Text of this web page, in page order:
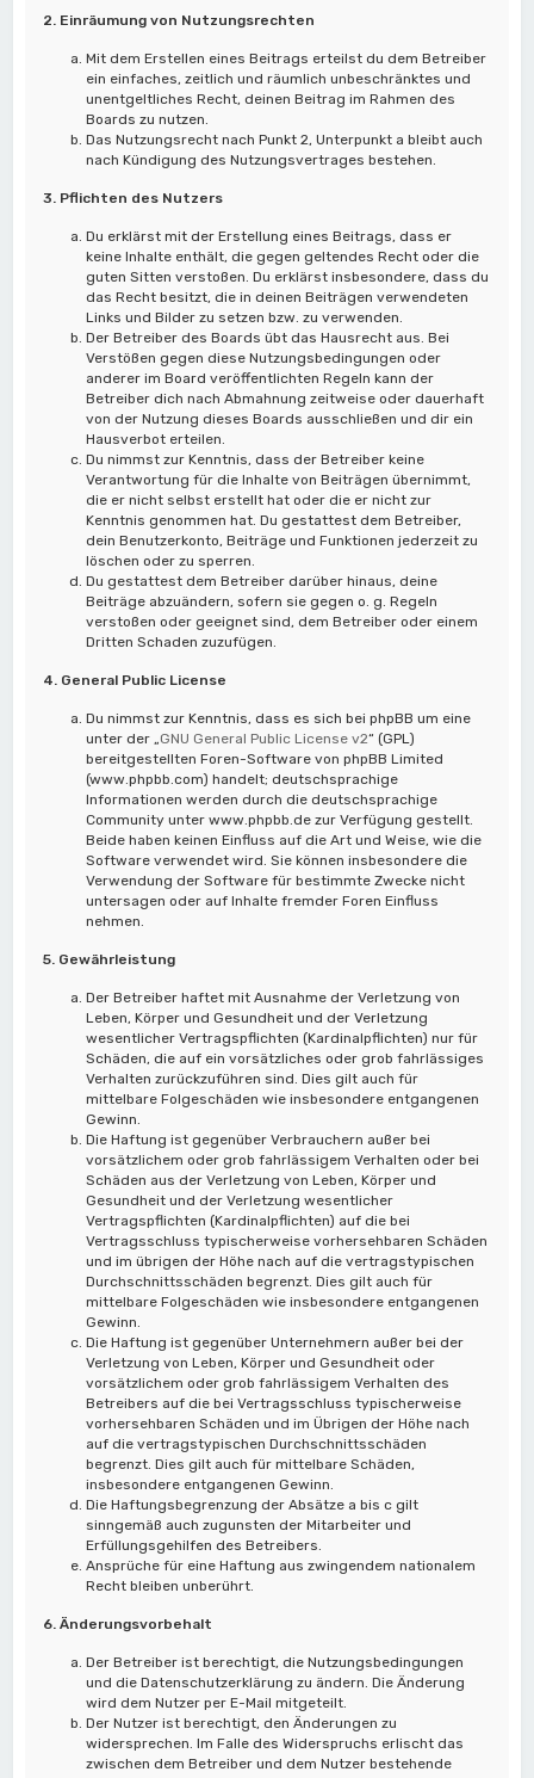
2. Einräumung von Nutzungsrechten
Mit dem Erstellen eines Beitrags erteilst du dem Betreiber
ein einfaches, zeitlich und räumlich unbeschränktes und
unentgeltliches Recht, deinen Beitrag im Rahmen des
Boards zu nutzen.
Das Nutzungsrecht nach Punkt 2, Unterpunkt a bleibt auch
nach Kündigung des Nutzungsvertrages bestehen.
3. Pflichten des Nutzers
Du erklärst mit der Erstellung eines Beitrags, dass er
keine Inhalte enthält, die gegen geltendes Recht oder die
guten Sitten verstoßen. Du erklärst insbesondere, dass du
das Recht besitzt, die in deinen Beiträgen verwendeten
Links und Bilder zu setzen bzw. zu verwenden.
Der Betreiber des Boards übt das Hausrecht aus. Bei
Verstößen gegen diese Nutzungsbedingungen oder
anderer im Board veröffentlichten Regeln kann der
Betreiber dich nach Abmahnung zeitweise oder dauerhaft
von der Nutzung dieses Boards ausschließen und dir ein
Hausverbot erteilen.
Du nimmst zur Kenntnis, dass der Betreiber keine
Verantwortung für die Inhalte von Beiträgen übernimmt,
die er nicht selbst erstellt hat oder die er nicht zur
Kenntnis genommen hat. Du gestattest dem Betreiber,
dein Benutzerkonto, Beiträge und Funktionen jederzeit zu
löschen oder zu sperren.
Du gestattest dem Betreiber darüber hinaus, deine
Beiträge abzuändern, sofern sie gegen o. g. Regeln
verstoßen oder geeignet sind, dem Betreiber oder einem
Dritten Schaden zuzufügen.
4. General Public License
Du nimmst zur Kenntnis, dass es sich bei phpBB um eine
unter der „GNU General Public License v2“ (GPL)
bereitgestellten Foren-Software von phpBB Limited
(www.phpbb.com) handelt; deutschsprachige
Informationen werden durch die deutschsprachige
Community unter www.phpbb.de zur Verfügung gestellt.
Beide haben keinen Einfluss auf die Art und Weise, wie die
Software verwendet wird. Sie können insbesondere die
Verwendung der Software für bestimmte Zwecke nicht
untersagen oder auf Inhalte fremder Foren Einfluss
nehmen.
5. Gewährleistung
Der Betreiber haftet mit Ausnahme der Verletzung von
Leben, Körper und Gesundheit und der Verletzung
wesentlicher Vertragspflichten (Kardinalpflichten) nur für
Schäden, die auf ein vorsätzliches oder grob fahrlässiges
Verhalten zurückzuführen sind. Dies gilt auch für
mittelbare Folgeschäden wie insbesondere entgangenen
Gewinn.
Die Haftung ist gegenüber Verbrauchern außer bei
vorsätzlichem oder grob fahrlässigem Verhalten oder bei
Schäden aus der Verletzung von Leben, Körper und
Gesundheit und der Verletzung wesentlicher
Vertragspflichten (Kardinalpflichten) auf die bei
Vertragsschluss typischerweise vorhersehbaren Schäden
und im übrigen der Höhe nach auf die vertragstypischen
Durchschnittsschäden begrenzt. Dies gilt auch für
mittelbare Folgeschäden wie insbesondere entgangenen
Gewinn.
Die Haftung ist gegenüber Unternehmern außer bei der
Verletzung von Leben, Körper und Gesundheit oder
vorsätzlichem oder grob fahrlässigem Verhalten des
Betreibers auf die bei Vertragsschluss typischerweise
vorhersehbaren Schäden und im Übrigen der Höhe nach
auf die vertragstypischen Durchschnittsschäden
begrenzt. Dies gilt auch für mittelbare Schäden,
insbesondere entgangenen Gewinn.
Die Haftungsbegrenzung der Absätze a bis c gilt
sinngemäß auch zugunsten der Mitarbeiter und
Erfüllungsgehilfen des Betreibers.
Ansprüche für eine Haftung aus zwingendem nationalem
Recht bleiben unberührt.
6. Änderungsvorbehalt
Der Betreiber ist berechtigt, die Nutzungsbedingungen
und die Datenschutzerklärung zu ändern. Die Änderung
wird dem Nutzer per E-Mail mitgeteilt.
Der Nutzer ist berechtigt, den Änderungen zu
widersprechen. Im Falle des Widerspruchs erlischt das
zwischen dem Betreiber und dem Nutzer bestehende